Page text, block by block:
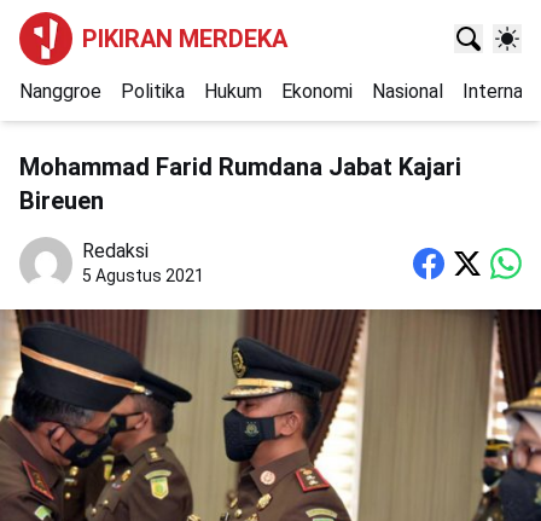
PIKIRAN MERDEKA
Nanggroe Politika Hukum Ekonomi Nasional
Mohammad Farid Rumdana Jabat Kajari
Bireuen
Redaksi
5 Agustus 2021